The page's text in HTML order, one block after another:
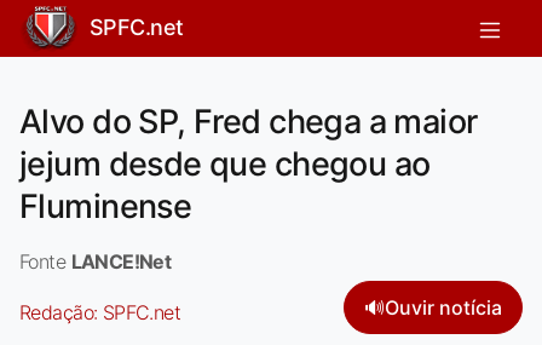
SPFC.net
Alvo do SP, Fred chega a maior
jejum desde que chegou ao
Fluminense
Fonte LANCE!Net
Redação: SPFC.net 🔊Ouvir notícia